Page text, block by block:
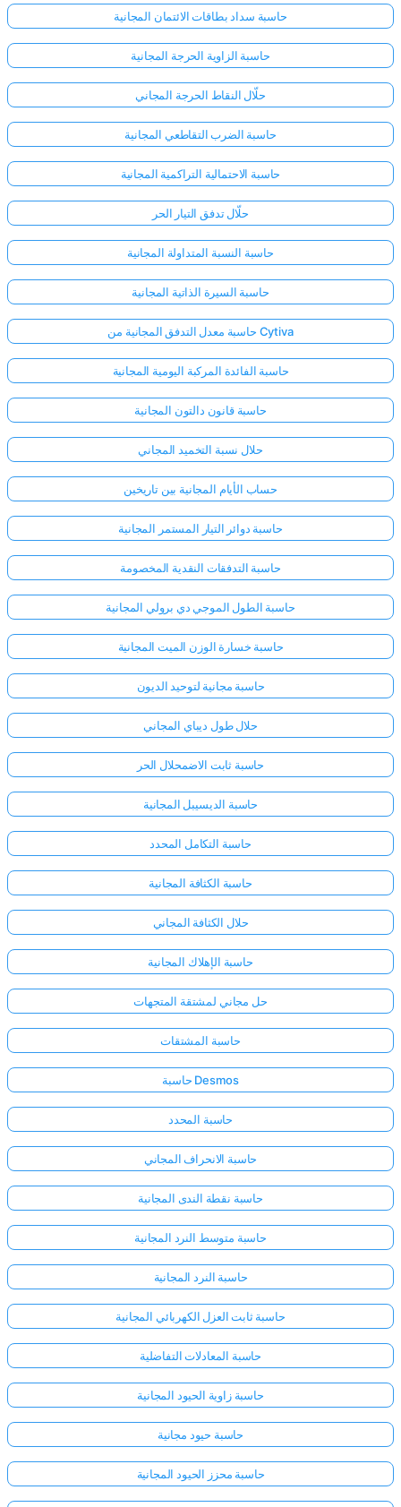
حاسبة سداد بطاقات الائتمان المجانية
حاسبة الزاوية الحرجة المجانية
حلّال النقاط الحرجة المجاني
حاسبة الضرب التقاطعي المجانية
حاسبة الاحتمالية التراكمية المجانية
حلّال تدفق التيار الحر
حاسبة النسبة المتداولة المجانية
حاسبة السيرة الذاتية المجانية
حاسبة معدل التدفق المجانية من Cytiva
حاسبة الفائدة المركبة اليومية المجانية
حاسبة قانون دالتون المجانية
حلال نسبة التخميد المجاني
حساب الأيام المجانية بين تاريخين
حاسبة دوائر التيار المستمر المجانية
حاسبة التدفقات النقدية المخصومة
حاسبة الطول الموجي دي برولي المجانية
حاسبة خسارة الوزن الميت المجانية
حاسبة مجانية لتوحيد الديون
حلال طول ديباي المجاني
حاسبة ثابت الاضمحلال الحر
حاسبة الديسيبل المجانية
حاسبة التكامل المحدد
حاسبة الكثافة المجانية
حلال الكثافة المجاني
حاسبة الإهلاك المجانية
حل مجاني لمشتقة المتجهات
حاسبة المشتقات
حاسبة Desmos
حاسبة المحدد
حاسبة الانحراف المجاني
حاسبة نقطة الندى المجانية
حاسبة متوسط النرد المجانية
حاسبة النرد المجانية
حاسبة ثابت العزل الكهربائي المجانية
حاسبة المعادلات التفاضلية
حاسبة زاوية الحيود المجانية
حاسبة حيود مجانية
حاسبة محزز الحيود المجانية